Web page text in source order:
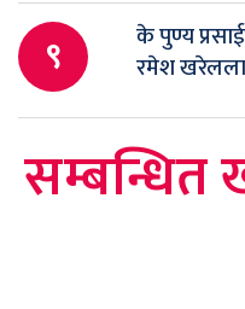
९
के पुण्य
रमेश
सम्बन्धित